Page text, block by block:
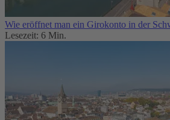
Wie eröffnet man ein Girokonto in der
Lesezeit: 6 Min.